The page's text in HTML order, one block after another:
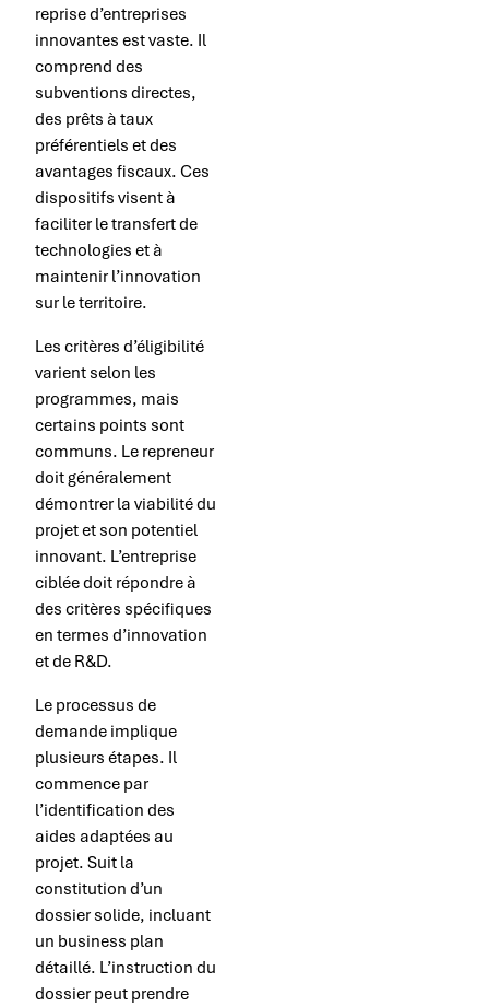
reprise d’entreprises
innovantes est vaste. Il
comprend des
subventions directes,
des prêts à taux
préférentiels et des
avantages fiscaux. Ces
dispositifs visent à
faciliter le transfert de
technologies et à
maintenir l’innovation
sur le territoire.
Les critères d’éligibilité
varient selon les
programmes, mais
certains points sont
communs. Le repreneur
doit généralement
démontrer la viabilité du
projet et son potentiel
innovant. L’entreprise
ciblée doit répondre à
des critères spécifiques
en termes d’innovation
et de R&D.
Le processus de
demande implique
plusieurs étapes. Il
commence par
l’identification des
aides adaptées au
projet. Suit la
constitution d’un
dossier solide, incluant
un business plan
détaillé. L’instruction du
dossier peut prendre